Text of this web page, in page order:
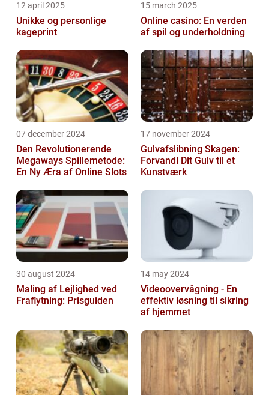
12 april 2025
Unikke og personlige
kageprint
15 march 2025
Online casino: En verden
af spil og underholdning
07 december 2024
Den Revolutionerende
Megaways Spillemetode:
En Ny Æra af Online Slots
17 november 2024
Gulvafslibning Skagen:
Forvandl Dit Gulv til et
Kunstværk
30 august 2024
Maling af Lejlighed ved
Fraflytning: Prisguiden
14 may 2024
Videoovervågning - En
effektiv løsning til sikring
af hjemmet